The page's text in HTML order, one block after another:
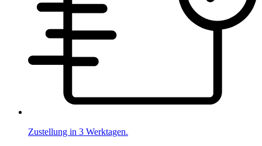
Zustellung in 3 Werktagen.